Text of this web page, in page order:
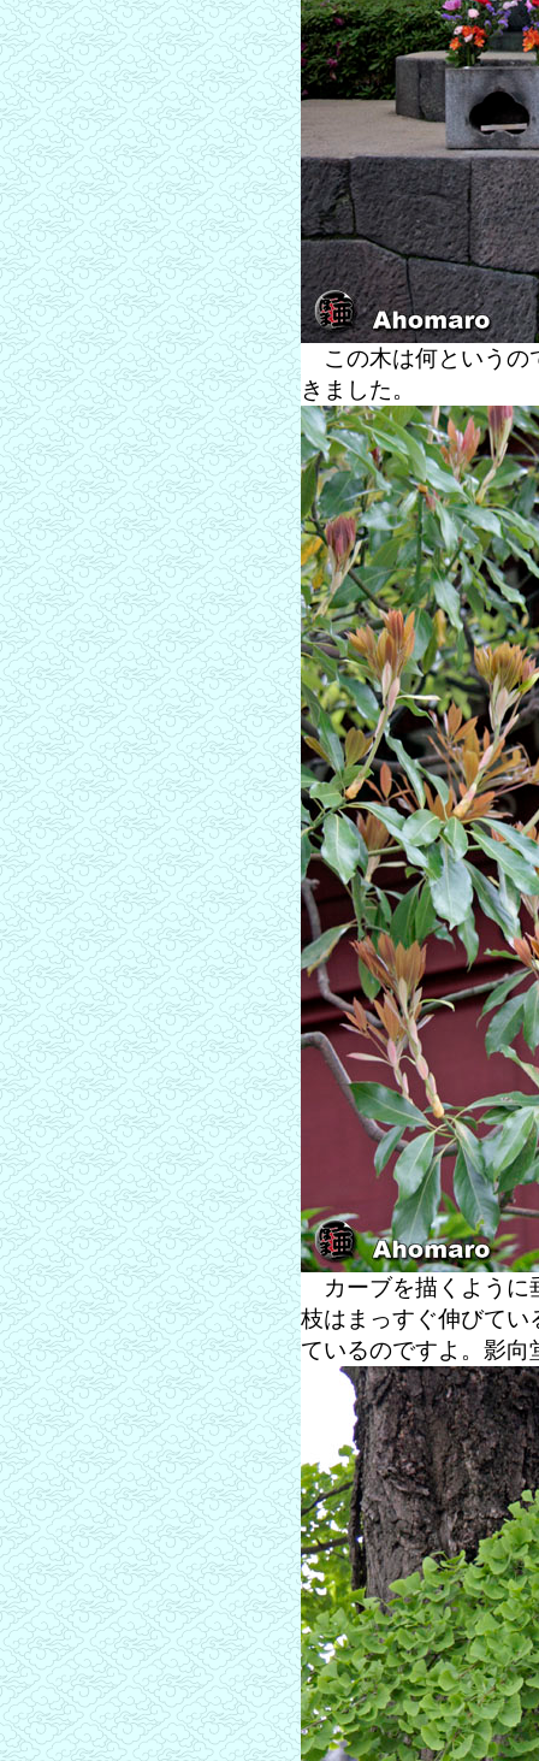
この木は何というの
きました。
カーブを描くように
枝はまっすぐ伸びてい
ているのですよ。影向